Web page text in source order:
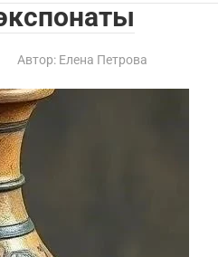
Автор: Елена Петрова